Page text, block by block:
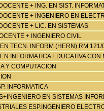
+ ING. EN SIST.
+ INGENIERO EN
+ LIC. EN SISTEMAS
+ INGENIERO CIVIL
TECN. INFORM.(HERN) RM
INFORMATICA EDUCATIVA
Y COMPUTACION
INFORMATICA
EN SISTEMAS
ESP.INGENIERO